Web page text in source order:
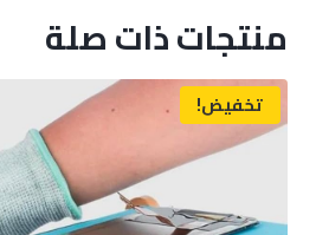
منتجات ذات صلة
تخفيض!